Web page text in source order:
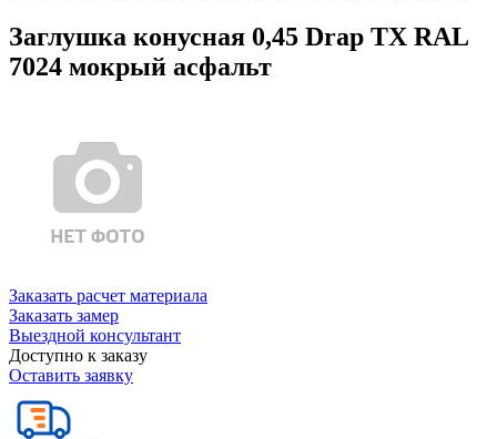
Заглушка конусная 0,45 Drap TX RAL
7024 мокрый асфальт
Заказать расчет материала
Заказать замер
Выездной консультант
Доступно к заказу
Оставить заявку